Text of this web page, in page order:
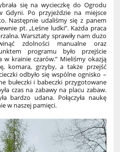
się na wycieczkę do Ogrodu
Gdyni. Po przyjeździe na miejsce
Następnie udaliśmy się z panem
pt. „Leśne ludki”. Każda praca
Warsztaty sprawiły nam dużo
zdolności manualne oraz
programu było przejście
w krainie czarów.” Mieliśmy okazją
komara, grzyby, a także przejść
odbyło się wspólne ognisko –
bułeczki i babeczki przygotowane
czas na zabawy na placu zabaw.
bardzo udana. Połączyła naukę
w naszej pamięci.